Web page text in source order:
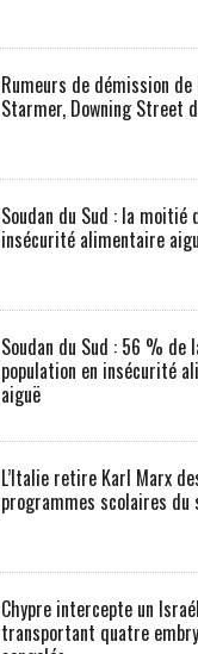
Rumeurs de démission de
Starmer, Downing Street
Soudan du Sud : la moitié
insécurité alimentaire
Soudan du Sud : 56 % de
population en insécurité
aiguë
L’Italie retire Karl Marx
programmes scolaires du
Chypre intercepte un
transportant quatre